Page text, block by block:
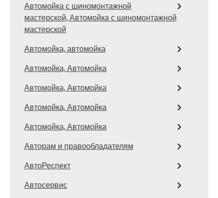
Автомойка с шиномонтажной
мастерской, Автомойка с шиномонтажной
мастерской
Автомойка, автомойка
Автомойка, Автомойка
Автомойка, Автомойка
Автомойка, Автомойка
Автомойка, Автомойка
Авторам и правообладателям
АвтоРеспект
Автосервис